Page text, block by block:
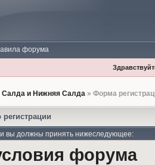
форума
и Нижняя Салда» Форма
вы должны принять нижеследующее:
форума